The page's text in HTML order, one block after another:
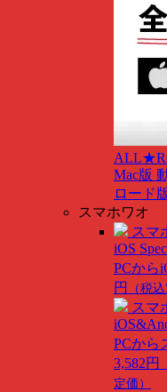
Mac版
ロード
スマホワオ
スマ
iOS
PCから
円
（税
スマ
PCから
3,582円
定価）